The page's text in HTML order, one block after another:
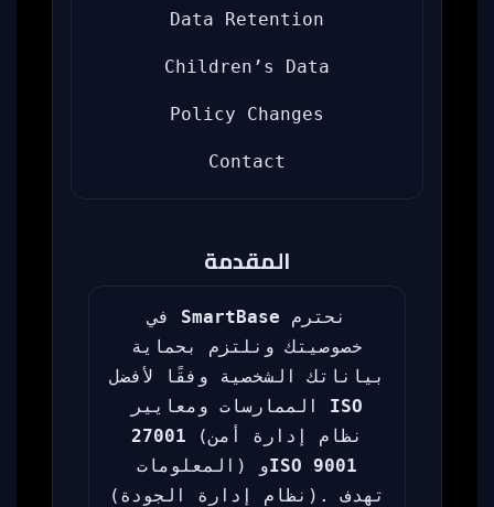
Data Retention
Children’s Data
Policy Changes
Contact
المقدمة
SmartBase
خصوصيتك ونلتزم بحماية
بياناتك الشخصية وفقًا لأفضل
ISO
27001 (نظام إدارة أمن
المعلومات) وISO 9001
(نظام إدارة الجودة). تهدف